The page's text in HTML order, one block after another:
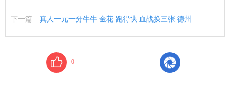
下一篇: 真人一元一分牛牛 金花 跑得快 血战换三张 德州
0